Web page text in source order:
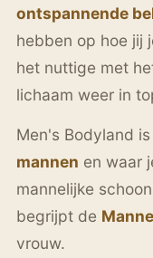
ontspannende
hebben op hoe jij
het nuttige met
lichaam weer in
Men's Bodyland is
mannen en waar
mannelijke
begrijpt de
vrouw.